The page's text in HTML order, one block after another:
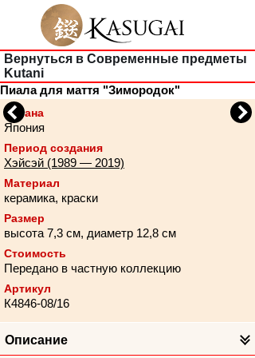
Вернуться в Современные предметы
Kutani
Пиала для маття "Зимородок"
Previous
Страна
Япония
Период создания
Хэйсэй (1989 — 2019)
Материал
керамика, краски
Размер
высота 7,3 см, диаметр 12,8 см
Стоимость
Передано в частную коллекцию
Артикул
К4846-08/16
Описание